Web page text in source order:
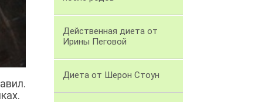
Действенная диета от
Ирины Пеговой
Диета от Шерон Стоун